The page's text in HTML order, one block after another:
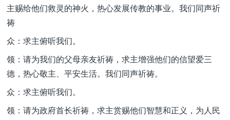
主赐给他们救灵的神火，热心发展传教的事业。我们同声祈
祷
众：求主俯听我们。
领：请为我们的父母亲友祈祷，求主增强他们的信望爱三
德，热心敬主、平安生活。我们同声祈祷。
众：求主俯听我们。
领：请为政府首长祈祷，求主赏赐他们智慧和正义，为人民